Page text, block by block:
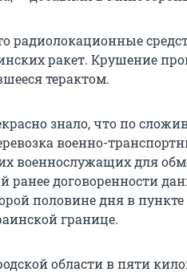
радиолокационные
ракет. Крушение
терактом.
знало, что по
военно-
военнослужащих для
договоренности
половине дня в пункте
границе.
области в пяти